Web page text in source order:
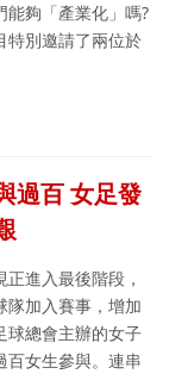
能夠「產業化」嗎?
特別邀請了兩位於
過百 女足發
進入最後階段，
隊加入賽事，增加
球總會主辦的女子
百女生參與。連串